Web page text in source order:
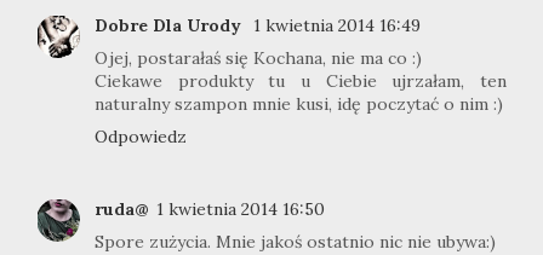
Dobre Dla Urody
1 kwietnia 2014 16:49
Ojej, postarałaś się Kochana, nie ma co :)
Ciekawe produkty tu u Ciebie ujrzałam, ten
naturalny szampon mnie kusi, idę poczytać o nim :)
Odpowiedz
ruda@ 1 kwietnia 2014 16:50
Spore zużycia. Mnie jakoś ostatnio nic nie ubywa:)